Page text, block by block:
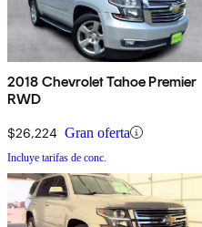
2018 Chevrolet Tahoe Premier
RWD
$26,224 Gran oferta
Incluye tarifas de conc.